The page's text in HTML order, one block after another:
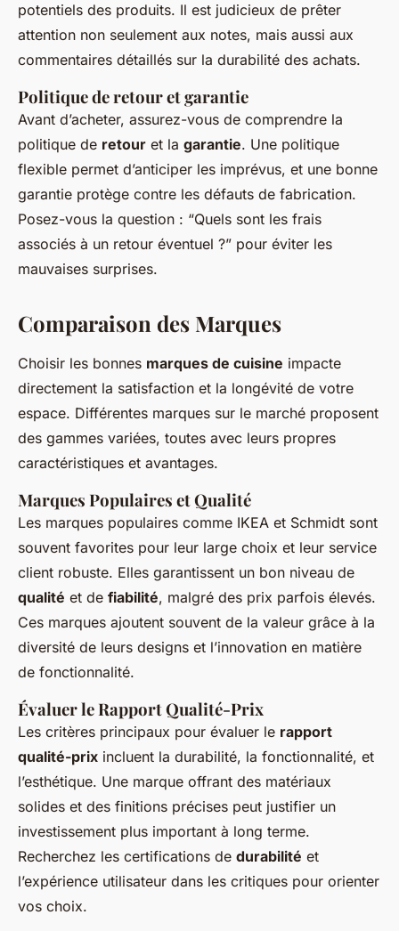
potentiels des produits. Il est judicieux de prêter
attention non seulement aux notes, mais aussi aux
commentaires détaillés sur la durabilité des achats.
Politique de retour et garantie
Avant d’acheter, assurez-vous de comprendre la
politique de retour et la garantie. Une politique
flexible permet d’anticiper les imprévus, et une bonne
garantie protège contre les défauts de fabrication.
Posez-vous la question : “Quels sont les frais
associés à un retour éventuel ?” pour éviter les
mauvaises surprises.
Comparaison des Marques
Choisir les bonnes marques de cuisine impacte
directement la satisfaction et la longévité de votre
espace. Différentes marques sur le marché proposent
des gammes variées, toutes avec leurs propres
caractéristiques et avantages.
Marques Populaires et Qualité
Les marques populaires comme IKEA et Schmidt sont
souvent favorites pour leur large choix et leur service
client robuste. Elles garantissent un bon niveau de
qualité et de fiabilité, malgré des prix parfois élevés.
Ces marques ajoutent souvent de la valeur grâce à la
diversité de leurs designs et l’innovation en matière
de fonctionnalité.
Évaluer le Rapport Qualité-Prix
Les critères principaux pour évaluer le rapport
qualité-prix incluent la durabilité, la fonctionnalité, et
l’esthétique. Une marque offrant des matériaux
solides et des finitions précises peut justifier un
investissement plus important à long terme.
Recherchez les certifications de durabilité et
l’expérience utilisateur dans les critiques pour orienter
vos choix.